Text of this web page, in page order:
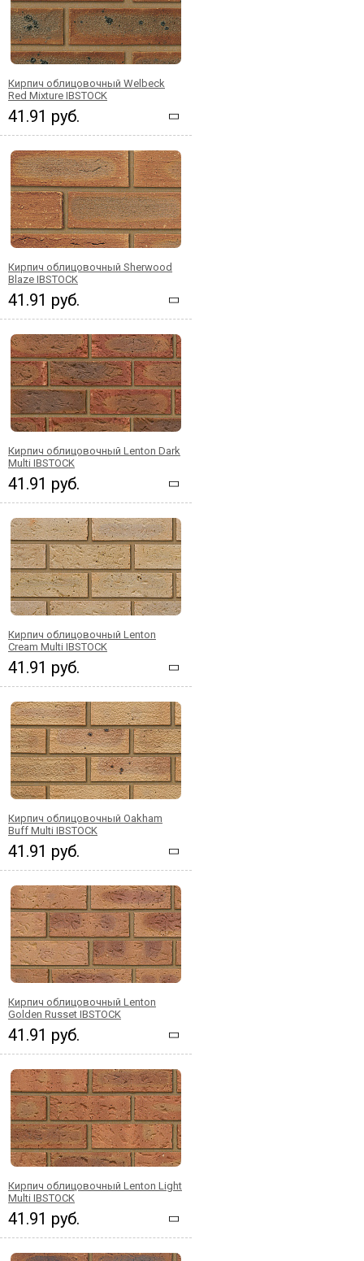
Кирпич облицовочный Welbeck
Red Mixture IBSTOCK
41.91 руб.
Кирпич облицовочный Sherwood
Blaze IBSTOCK
41.91 руб.
Кирпич облицовочный Lenton Dark
Multi IBSTOCK
41.91 руб.
Кирпич облицовочный Lenton
Cream Multi IBSTOCK
41.91 руб.
Кирпич облицовочный Oakham
Buff Multi IBSTOCK
41.91 руб.
Кирпич облицовочный Lenton
Golden Russet IBSTOCK
41.91 руб.
Кирпич облицовочный Lenton Light
Multi IBSTOCK
41.91 руб.